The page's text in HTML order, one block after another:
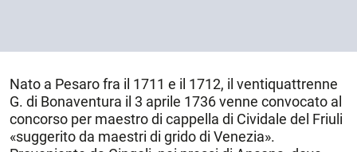
Nato a Pesarofra il 1711 e il 1712, il ventiquattrenne
G. di Bonaventura il 3 aprile 1736 venne convocato al
concorso per maestro di cappella di Cividale del Friuli
«suggerito da maestri di grido di Venezia».